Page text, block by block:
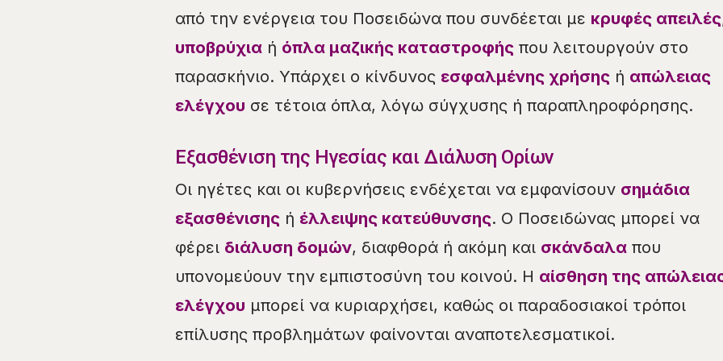
από την ενέργεια του Ποσειδώνα που συνδέεται με κρυφές απειλές
υποβρύχια ή όπλα μαζικής καταστροφής που λειτουργούν στο
παρασκήνιο. Υπάρχει ο κίνδυνος εσφαλμένης χρήσης ή απώλειας
ελέγχου σε τέτοια όπλα, λόγω σύγχυσης ή παραπληροφόρησης.
Εξασθένιση της Ηγεσίας και Διάλυση Ορίων
Οι ηγέτες και οι κυβερνήσεις ενδέχεται να εμφανίσουν σημάδια
εξασθένισης ή έλλειψης κατεύθυνσης. Ο Ποσειδώνας μπορεί να
φέρει διάλυση δομών, διαφθορά ή ακόμη και σκάνδαλα που
υπονομεύουν την εμπιστοσύνη του κοινού. Η αίσθηση της
ελέγχου μπορεί να κυριαρχήσει, καθώς οι παραδοσιακοί τρόποι
επίλυσης προβλημάτων φαίνονται αναποτελεσματικοί.